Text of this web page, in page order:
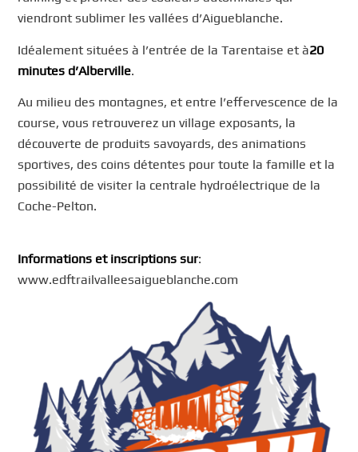
viendront sublimer les vallées d’Aigueblanche.
Idéalement situées à l’entrée de la Tarentaise et à20
minutes d’Alberville.
Au milieu des montagnes, et entre l’effervescence de la
course, vous retrouverez un village exposants, la
découverte de produits savoyards, des animations
sportives, des coins détentes pour toute la famille et la
possibilité de visiter la centrale hydroélectrique de la
Coche-Pelton.
Informations et inscriptions sur:
www.edftrailvalleesaigueblanche.com